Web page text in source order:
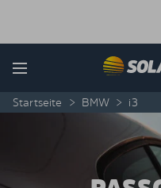
Menu
Startseite > BMW > i3